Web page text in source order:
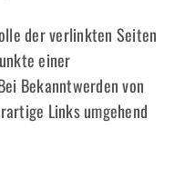
der verlinkten Seiten
einer
Bekanntwerden von
Links umgehend